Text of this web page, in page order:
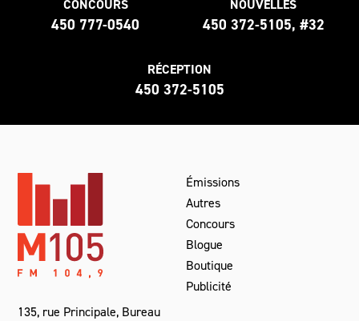
CONCOURS
450 777-0540
NOUVELLES
450 372-5105, #32
RÉCEPTION
450 372-5105
135, rue Principale, Bureau
Émissions
Autres
Concours
Blogue
Boutique
Publicité